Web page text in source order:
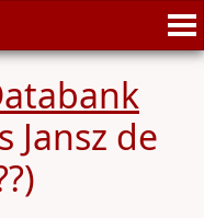
Jansz de